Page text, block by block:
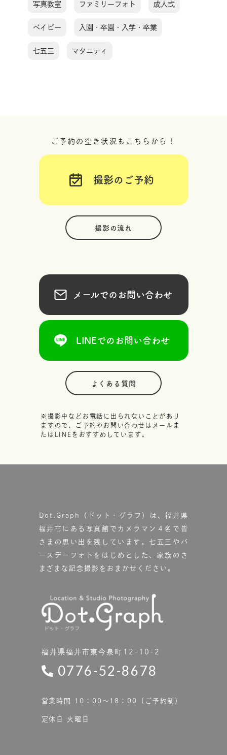
写真教室 ファミリーフォト 成人式
ベイビー 入園・卒園・入学・卒業
七五三 マタニティ
ご予約の空き状況もこちらから！
撮影のご予約
撮影の流れ
メールでのお問い合わせ
LINEでのお問い合わせ
よくある質問
※撮影中などお電話に出られないことがあり
ますので、ご予約やお問い合わせはメールま
たはLINEをおすすめしています。
Dot.Graph（ドット・グラフ）は、福井県
福井市にある写真館で カメラマン４名で皆
さまの思い出を残しています。七五三やバ
ースデーフォトをはじめとした、家族のさ
まざまな記念撮影をおまかせください。
福井県福井市東今泉町12-10-2
0776-52-8678
営業時間 10：00〜18：00（ご予約制）
定休日 火曜日